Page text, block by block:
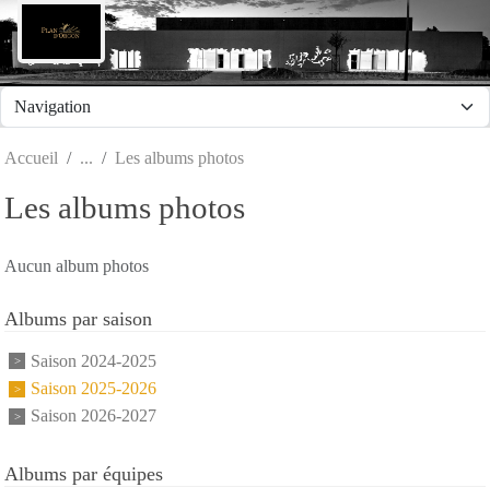
Accueil Les albums photos
Les albums photos
Aucun album photos
Albums par saison
Saison 2024-2025
Saison 2025-2026
Saison 2026-2027
Albums par équipes
Panneau de gestion des cookies